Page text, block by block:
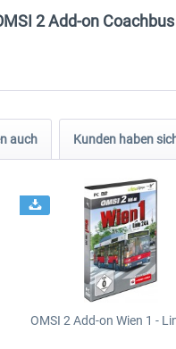
2 Add-on
auch Kunden haben
OMSI 2 Add-on Wien 1 -